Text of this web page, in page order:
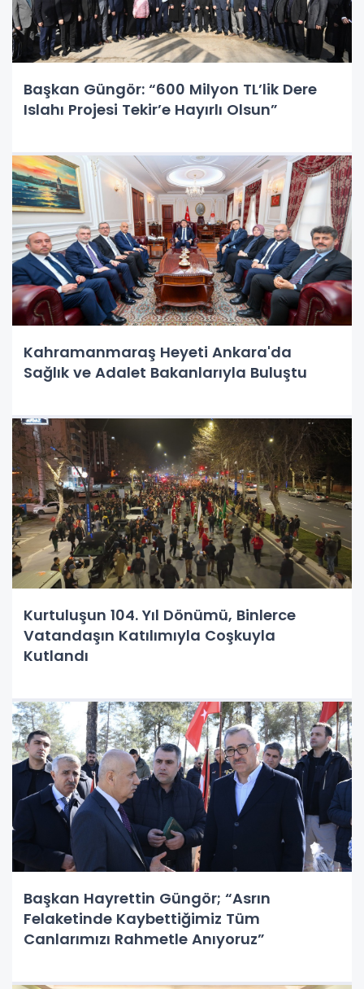
Başkan Güngör: “600 Milyon TL’lik Dere
Islahı Projesi Tekir’e Hayırlı Olsun”
Kahramanmaraş Heyeti Ankara'da
Sağlık ve Adalet Bakanlarıyla Buluştu
Kurtuluşun 104. Yıl Dönümü, Binlerce
Vatandaşın Katılımıyla Coşkuyla
Kutlandı
Başkan Hayrettin Güngör; “Asrın
Felaketinde Kaybettiğimiz Tüm
Canlarımızı Rahmetle Anıyoruz”